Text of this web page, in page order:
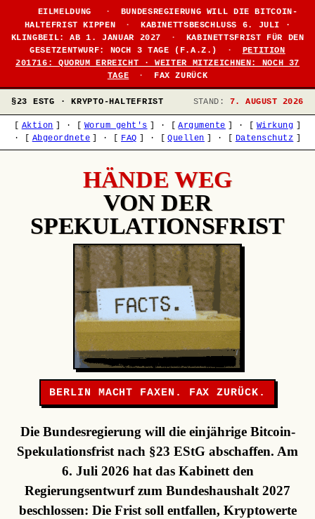
EILMELDUNG ·
BUNDESREGIERUNG WILL DIE BITCOIN-
HALTEFRIST KIPPEN
·
KABINETTSBESCHLUSS 6. JULI ·
KLINGBEIL: AB 1. JANUAR 2027
·
KABINETTSFRIST FÜR DEN
GESETZENTWURF: NOCH 3 TAGE (F.A.Z.)
·
PETITION
201716: QUORUM ERREICHT · WEITER MITZEICHNEN: NOCH 37
TAGE
· FAX ZURÜCK
§23 ESTG · KRYPTO-HALTEFRIST STAND: 7. AUGUST 2026
Aktion · Worum geht's · Argumente · Wirkung
·
Abgeordnete · FAQ · Quellen · Datenschutz
HÄNDE WEG
VON DER
SPEKULATIONSFRIST
BERLIN MACHT FAXEN. FAX ZURÜCK.
Die Bundesregierung will die einjährige Bitcoin-
Spekulationsfrist nach §23 EStG abschaffen. Am
6. Juli 2026 hat das Kabinett den
Regierungsentwurf zum Bundeshaushalt 2027
beschlossen: Die Frist soll entfallen, Kryptowerte